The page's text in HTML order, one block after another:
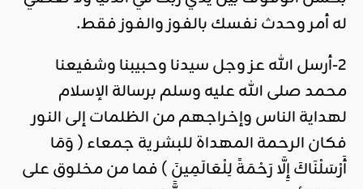
له أمر وحدث نفسك بالفوز والفوز فقط.
2-أرسل الله عز وجل سيدنا وحبيبنا وشفيعنا
محمد صلى الله عليه وسلم برسالة الإسلام
لهداية الناس وإخراجهم من الظلمات إلى النور
فكان الرحمة المهداة للبشرية جمعاء ( وَمَا
أَرْسَلْنَاكَ إِلَّا رَحْمَةً لِلْعَالَمِينَ ) فما من مخلوق على